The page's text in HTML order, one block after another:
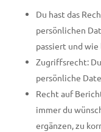
Du hast das
persönlichen
passiert und
Zugriffsrecht:
persönliche
Recht auf
immer du
ergänzen, zu